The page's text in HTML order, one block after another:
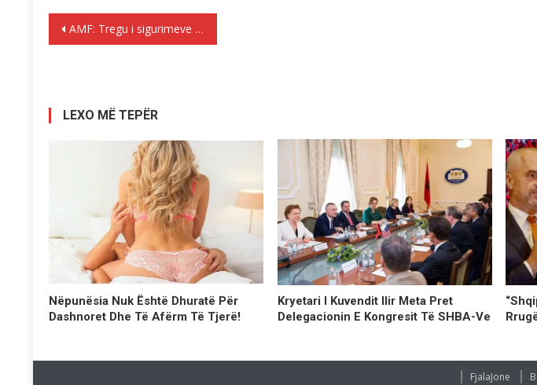
Lëvizje
AMF: Tregu i sigurimeve u rrit me 17.62 %
LEXO MË TEPËR
Nëpunësia Nuk Është Dhuratë Për
Dashnoret Dhe Të Afërm Të Tjerë!
Kryetari I Kuvendit Ilir Meta Pret
Delegacionin E Kongresit Të SHBA-Ve
FjalaJone